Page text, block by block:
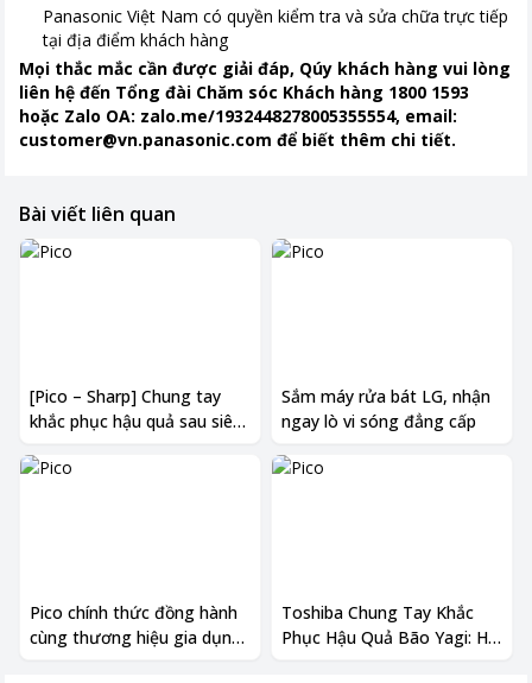
Panasonic Việt Nam có quyền kiểm tra và sửa chữa trực tiếp
tại địa điểm khách hàng
​​​​​​​Mọi thắc mắc cần được giải đáp, Qúy khách hàng vui lòng
liên hệ đến Tổng đài Chăm sóc Khách hàng 1800 1593
hoặc Zalo OA: zalo.me/1932448278005355554, email:
customer@vn.panasonic.com để biết thêm chi tiết.
Bài viết liên quan
[Pico – Sharp] Chung tay
khắc phục hậu quả sau siêu
Sắm máy rửa bát LG, nhận
ngay lò vi sóng đẳng cấp
Pico chính thức đồng hành
cùng thương hiệu gia dụng
Toshiba Chung Tay Khắc
Phục Hậu Quả Bão Yagi: Hỗ